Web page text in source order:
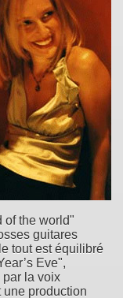
of the world"
guitares
tout est équilibré
Eve",
par la voix
une production